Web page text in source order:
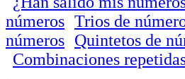
números Trios de
números Quintetos de
Combinaciones